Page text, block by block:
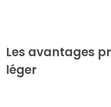
Les avantages
léger